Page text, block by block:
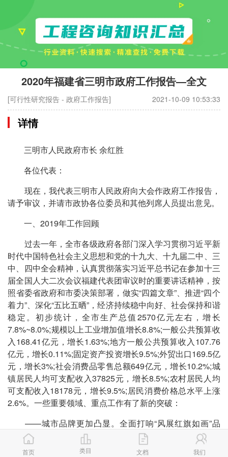
2020年福建省三明市政府工作报告—全文
[可行性研究报告 - 政府工作报告] 2021-10-09 10:53:33
详情
三明市人民政府市长 余红胜
各位代表：
现在，我代表三明市人民政府向大会作政府工作报告，
请予审议，并请市政协各位委员和其他列席人员提出意见。
一、2019年工作回顾
过去一年，全市各级政府各部门深入学习贯彻习近平新
时代中国特色社会主义思想和党的十九大、十九届二中、三
中、四中全会精神，认真贯彻落实习近平总书记在参加十三
届全国人大二次会议福建代表团审议时的重要讲话精神，按
照省委省政府和市委决策部署，做实“四篇文章”、推进“四个
着力”、深化“五比五晒”，经济持续稳中向好、社会保持和谐
稳定。初步统计，全市生产总值2570亿元左右，增长
7.8%~8.0%;规模以上工业增加值增长8.8%;一般公共预算收
入168.41亿元，增长1.63%;地方一般公共预算收入107.76
亿元，增长0.11%;固定资产投资增长9.5%;外贸出口169.5亿
元，增长3%;社会消费品零售总额649亿元，增长10.2%;城
镇居民人均可支配收入37825元，增长8.5%;农村居民人均
可支配收入18178元，增长9.5%;居民消费价格总水平上涨
2.6%。一些重要领域、重点工作有了新的突破：
——城市品牌更加凸显。全面打响“风展红旗如画”品
牌，邀请中央、省上媒体来明开展红色苏区行采访采风、再
走长征路等活动;老工业基地发展态势持续向好，工业投资
首页 类目 文档 我们